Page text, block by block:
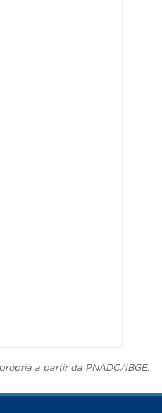
a partir da PNADC/IBGE.